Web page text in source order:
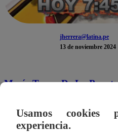
jherrera@latina.pe
13 de noviembre 2024
María Teresa De La
“Te pediría que te las
Usamos
experiencia.